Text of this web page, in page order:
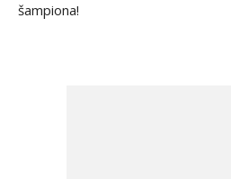
šampiona!